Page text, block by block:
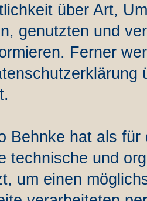
über Art,
genutzten und
Ferner
Behnke hat als
technische und
um einen